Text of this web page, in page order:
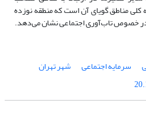
مناطق گویای آن است که منطقه نوزده
خصوص تاب‌آوری اجتماعی نشان می‌دهد.
سرمایه اجتماعی
شهر تهران